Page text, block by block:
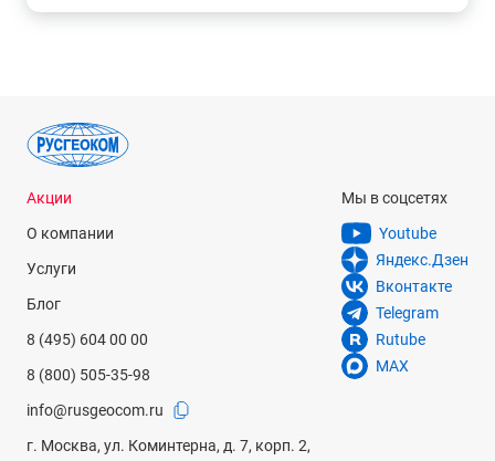
Акции
О компании
Услуги
Блог
8 (495) 604 00 00
8 (800) 505-35-98
info@rusgeocom.ru
г. Москва, ул. Коминтерна, д. 7, корп. 2,
Мы в соцсетях
Youtube
Яндекс.Дзен
Вконтакте
Telegram
Rutube
MAX